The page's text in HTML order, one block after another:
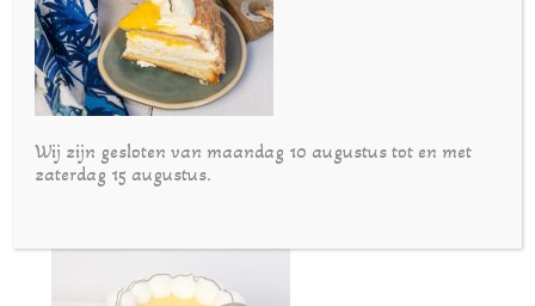
Wij zijn gesloten van maandag 10 augustus tot en met
zaterdag 15 augustus.